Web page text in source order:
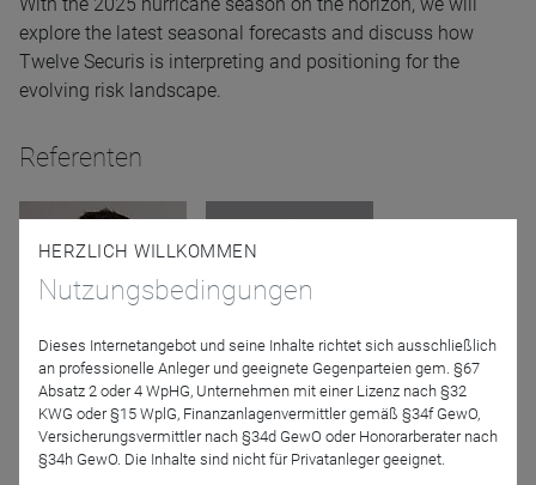
explore the latest seasonal forecasts and discuss how
Twelve Securis is interpreting and positioning for the
evolving risk landscape.
Referenten
Etienne Schwartz
Twelve Capital (DE)
GmbH, part of Twelve
Securis Group
Linda Hain
Twelve Securis
HERZLICH WILLKOMMEN
Nutzungsbedingungen
Dieses Internetangebot und seine Inhalte richtet sich ausschließlich
an professionelle Anleger und geeignete Gegenparteien gem. §67
Absatz 2 oder 4 WpHG, Unternehmen mit einer Lizenz nach §32
KWG oder §15 WplG, Finanzanlagenvermittler gemäß §34f GewO,
Versicherungsvermittler nach §34d GewO oder Honorarberater nach
§34h GewO. Die Inhalte sind nicht für Privatanleger geeignet.